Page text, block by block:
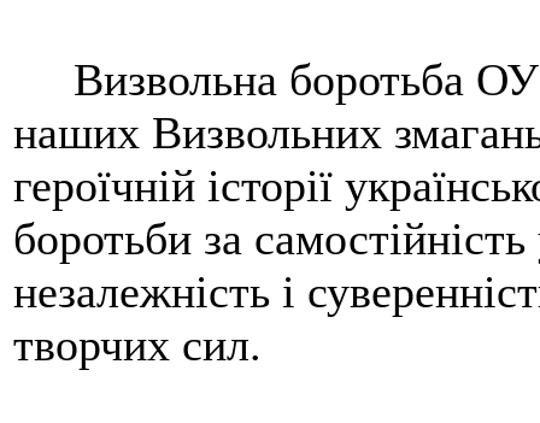
Визвольна боротьба
наших Визвольних
героїчній історії
боротьби за
незалежність і
творчих сил.